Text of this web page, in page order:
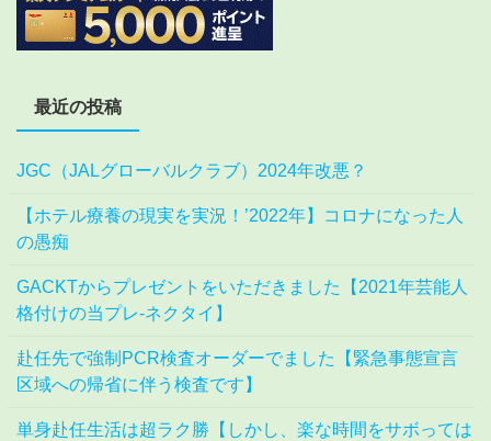
最近の投稿
JGC（JALグローバルクラブ）2024年改悪？
【ホテル療養の現実を実況！’2022年】コロナになった人
の愚痴
GACKTからプレゼントをいただきました【2021年芸能人
格付けの当プレ-ネクタイ】
赴任先で強制PCR検査オーダーでました【緊急事態宣言
区域への帰省に伴う検査です】
単身赴任生活は超ラク勝【しかし、楽な時間をサボっては